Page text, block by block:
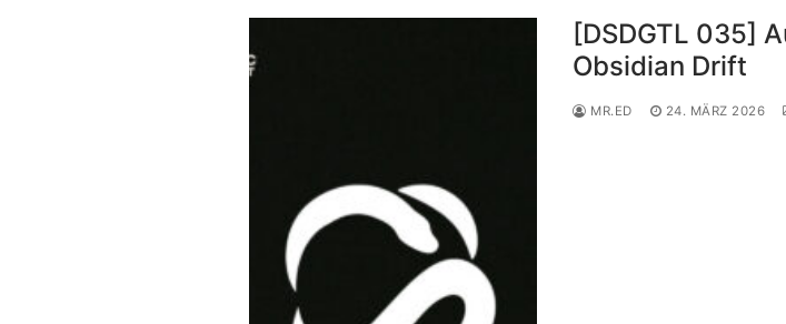
[DSDGTL 035]
Obsidian Drift
MR.ED 24. MÄRZ 2026